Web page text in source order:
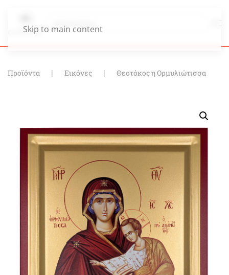
Skip to main content
Προϊόντα Εικόνες Θεοτόκος η Ορμυλιώτισσα